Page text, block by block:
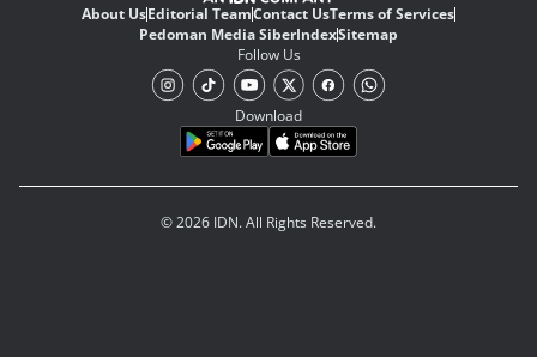
About UsEditorial TeamContact UsTerms of Services
Pedoman Media SiberIndexSitemap
Follow Us
Download
© 2026 IDN. All Rights Reserved.